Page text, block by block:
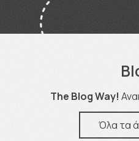
The Blog Way!
Όλα τα